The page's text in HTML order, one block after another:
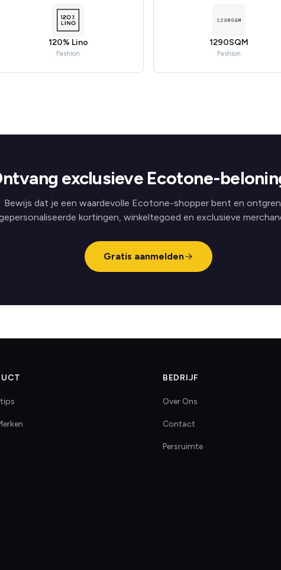
120% Lino
Fashion
1290SQM
Fashion
exclusieve Ecotone-
Bewijs dat je een waardevolle Ecotone-shopper bent en
kortingen, winkeltegoed en exclusieve
Gratis aanmelden
BEDRIJF
Over Ons
Contact
Persruimte